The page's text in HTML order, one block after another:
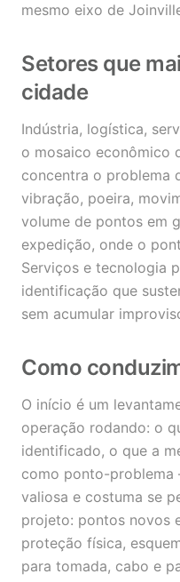
mesmo eixo de
Setores que
cidade
Indústria, logística,
o mosaico econômico
concentra o problema
vibração, poeira,
volume de pontos em
expedição, onde o
Serviços e tecnologia
identificação que
sem acumular
Como
O início é um
operação rodando: o
identificado, o que a
como ponto-
valiosa e costuma se
projeto: pontos novos
proteção física,
para tomada, cabo e